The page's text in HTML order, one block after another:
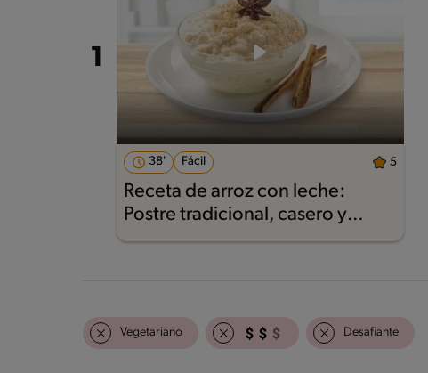
38' Fácil 5
Receta de arroz con leche:
Postre tradicional, casero y
delicioso
Vegetariano Desafiante